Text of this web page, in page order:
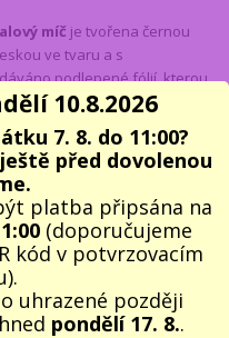
míč je tvořena černou
ve tvaru a s
podlepené fólií, kterou
hrany podsvícena ze
je tlačítko, které při
a kratším stiskem se
Po rozsvícení se obrysy
desce nasvítí a tvoří
míče. Lampička je
balení není síťový USB
míč doporučujeme jako
nebo k Vánocům pro
fotbal a vše, co s tímto
10.8.2026
7. 8. do 11:00?
před dovolenou
platba připsána na
(doporučujeme
kód v potvrzovacím
uhrazené později
pondělí 17. 8..